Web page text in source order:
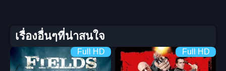
เรื่องอื่นๆที่น่าสนใจ
Full HD Full HD